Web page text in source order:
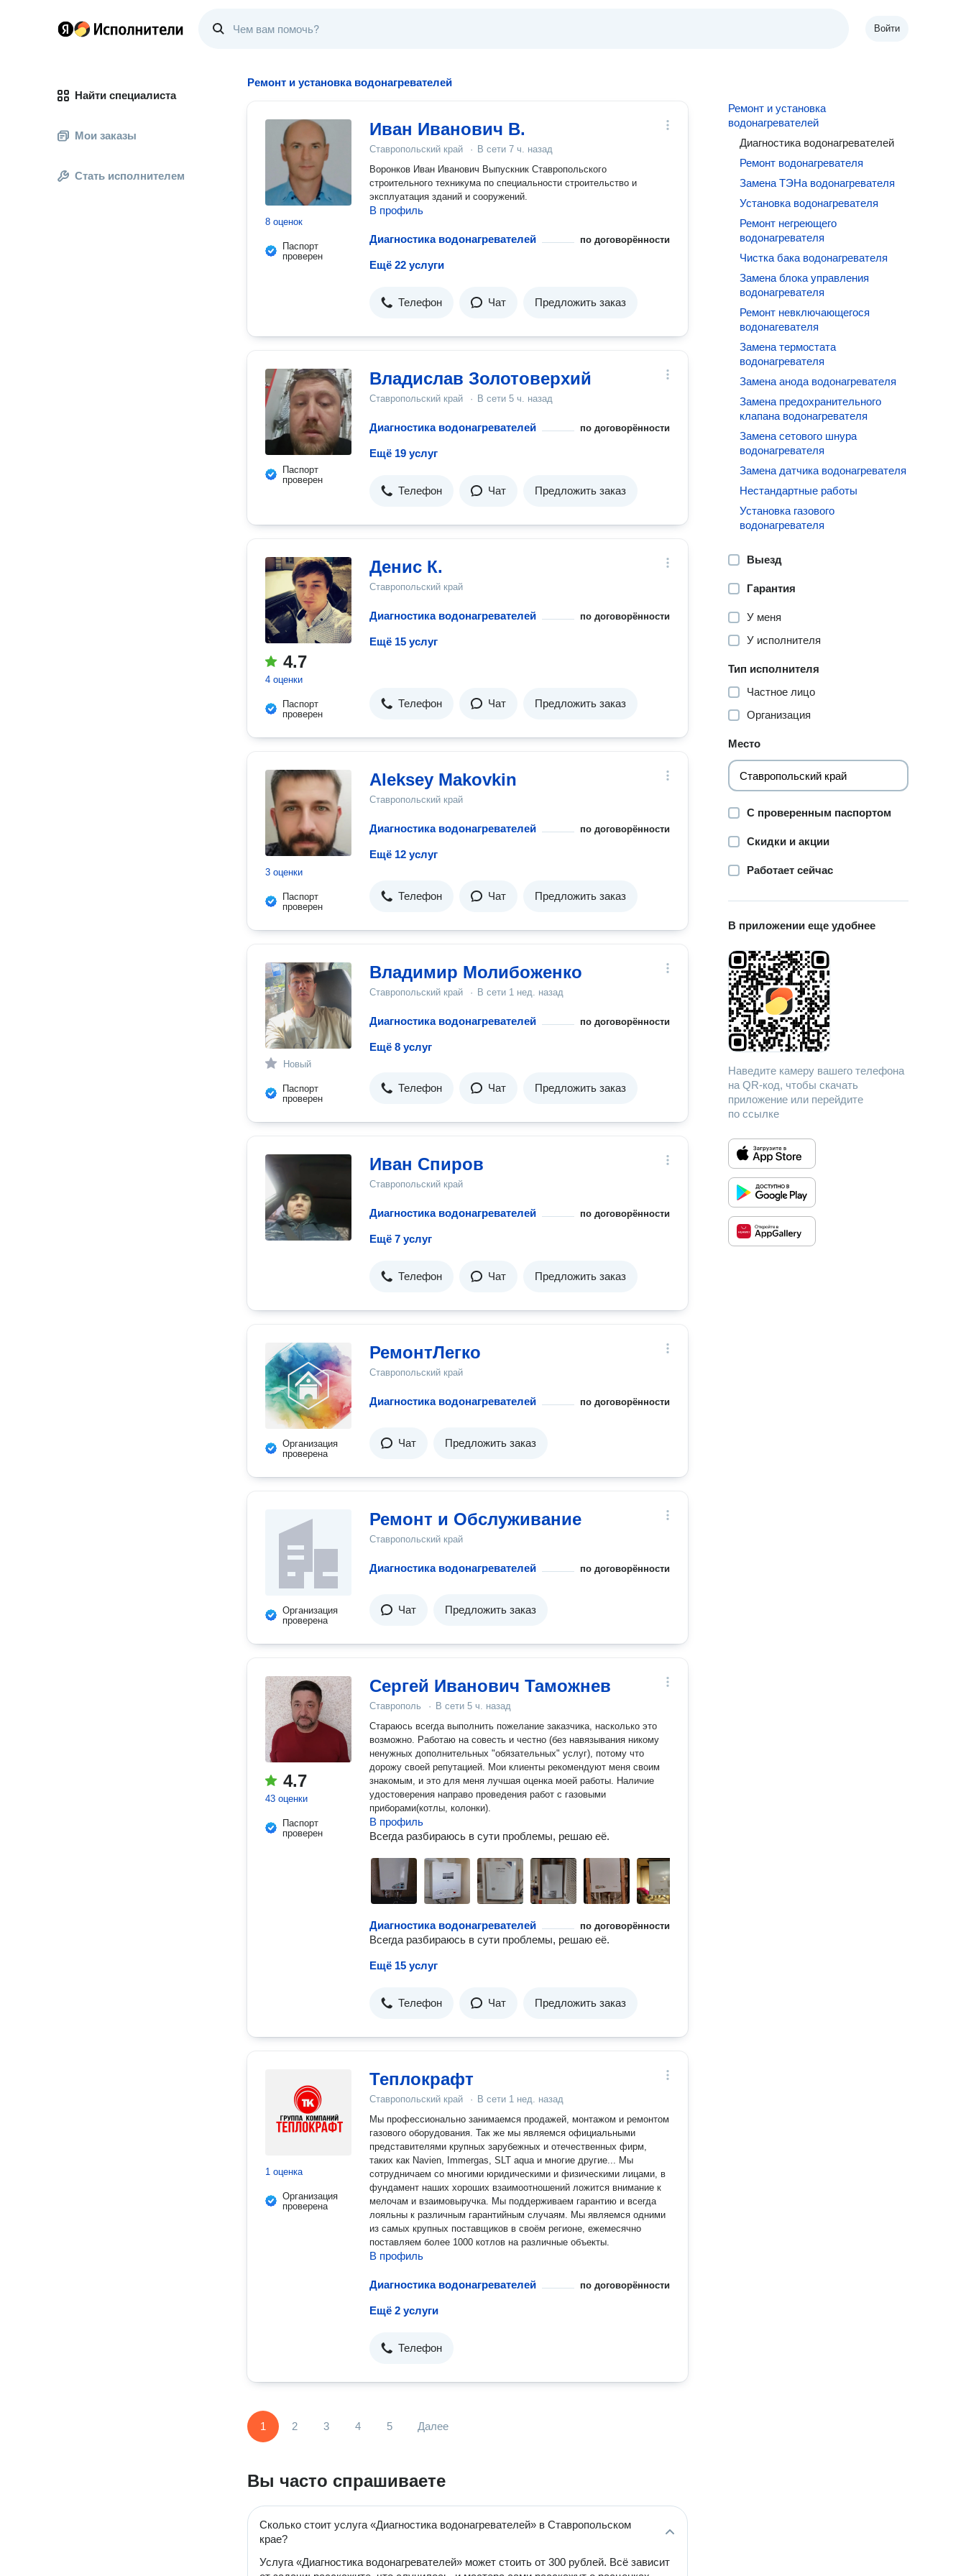
Войти
Найти специалиста
Мои заказы
Стать исполнителем
Ремонт и установка водонагревателей
8 оценок
Паспорт
проверен
Иван Иванович В.
Ставропольский край · В сети 7 ч. назад
Воронков Иван Иванович Выпускник Ставропольского
строительного техникума по специальности строительство и
эксплуатация зданий и сооружений.
В профиль
Диагностика водонагревателей по договорённости
Ещё 22 услуги
Телефон Чат Предложить заказ
Паспорт
проверен
Владислав Золотоверхий
Ставропольский край · В сети 5 ч. назад
Диагностика водонагревателей по договорённости
Ещё 19 услуг
Телефон Чат Предложить заказ
4.7
4 оценки
Паспорт
проверен
Денис К.
Ставропольский край
Диагностика водонагревателей по договорённости
Ещё 15 услуг
Телефон Чат Предложить заказ
3 оценки
Паспорт
проверен
Aleksey Makovkin
Ставропольский край
Диагностика водонагревателей по договорённости
Ещё 12 услуг
Телефон Чат Предложить заказ
Новый
Паспорт
проверен
Владимир Молибоженко
Ставропольский край · В сети 1 нед. назад
Диагностика водонагревателей по договорённости
Ещё 8 услуг
Телефон Чат Предложить заказ
Иван Спиров
Ставропольский край
Диагностика водонагревателей по договорённости
Ещё 7 услуг
Телефон Чат Предложить заказ
Организация
проверена
РемонтЛегко
Ставропольский край
Диагностика водонагревателей по договорённости
Чат Предложить заказ
Организация
проверена
Ремонт и Обслуживание
Ставропольский край
Диагностика водонагревателей по договорённости
Чат Предложить заказ
4.7
43 оценки
Паспорт
проверен
Сергей Иванович Таможнев
Ставрополь · В сети 5 ч. назад
Стараюсь всегда выполнить пожелание заказчика, насколько это
возможно. Работаю на совесть и честно (без навязывания никому
ненужных дополнительных "обязательных" услуг), потому что
дорожу своей репутацией. Мои клиенты рекомендуют меня своим
знакомым, и это для меня лучшая оценка моей работы. Наличие
удостоверения направо проведения работ с газовыми
приборами(котлы, колонки).
В профиль
Всегда разбираюсь в сути проблемы, решаю её.
Диагностика водонагревателей по договорённости
Всегда разбираюсь в сути проблемы, решаю её.
Ещё 15 услуг
Телефон Чат Предложить заказ
1 оценка
Организация
проверена
Теплокрафт
Ставропольский край · В сети 1 нед. назад
Мы профессионально занимаемся продажей, монтажом и ремонтом
газового оборудования. Так же мы являемся официальными
представителями крупных зарубежных и отечественных фирм,
таких как Navien, Immergas, SLT aqua и многие другие... Мы
сотрудничаем со многими юридическими и физическими лицами, в
фундамент наших хороших взаимоотношений ложится внимание к
мелочам и взаимовыручка. Мы поддерживаем гарантию и всегда
лояльны к различным гарантийным случаям. Мы являемся одними
из самых крупных поставщиков в своём регионе, ежемесячно
поставляем более 1000 котлов на различные объекты.
В профиль
Диагностика водонагревателей по договорённости
Ещё 2 услуги
Телефон
1 2 3 4 5 Далее
Вы часто спрашиваете
Сколько стоит услуга «Диагностика водонагревателей» в Ставропольском
крае?
Услуга «Диагностика водонагревателей» может стоить от 300 рублей. Всё зависит
Ремонт и установка
водонагревателей
Диагностика водонагревателей
Ремонт водонагревателя
Замена ТЭНа водонагревателя
Установка водонагревателя
Ремонт негреющего
водонагревателя
Чистка бака водонагревателя
Замена блока управления
водонагревателя
Ремонт невключающегося
водонагевателя
Замена термостата
водонагревателя
Замена анода водонагревателя
Замена предохранительного
клапана водонагревателя
Замена сетового шнура
водонагревателя
Замена датчика водонагревателя
Нестандартные работы
Установка газового
водонагревателя
Выезд
Гарантия
У меня
У исполнителя
Тип исполнителя
Частное лицо
Организация
Место
С проверенным паспортом
Скидки и акции
Работает сейчас
В приложении еще удобнее
Наведите камеру вашего телефона
на QR-код, чтобы скачать
приложение или перейдите
по ссылке